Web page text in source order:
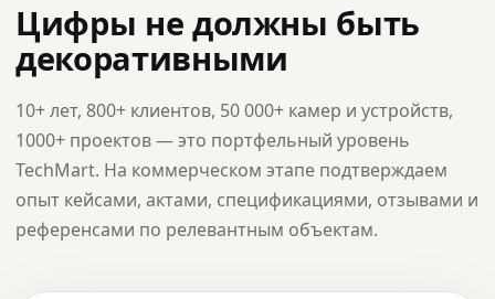
Цифры не должны быть
декоративными
10+ лет, 800+ клиентов, 50 000+ камер и устройств,
1000+ проектов — это портфельный уровень
TechMart. На коммерческом этапе подтверждаем
опыт кейсами, актами, спецификациями, отзывами и
референсами по релевантным объектам.